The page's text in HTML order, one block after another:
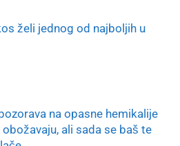
želi jednog od najboljih u
na opasne hemikalije
ali sada se baš te